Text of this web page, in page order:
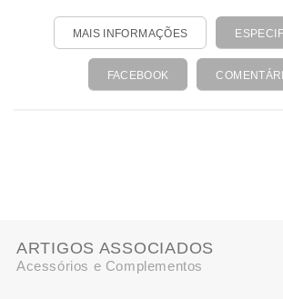
MAIS INFORMAÇÕES
FACEBOOK
ARTIGOS ASSOCIADOS
Acessórios e Complementos